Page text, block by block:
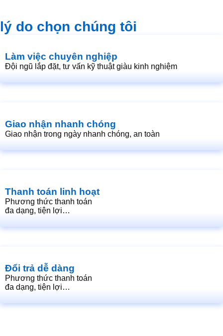
lý do chọn chúng tôi
Làm việc chuyên nghiệp
Đội ngũ lắp đặt, tư vấn kỹ thuật giàu kinh nghiệm
Giao nhận nhanh chóng
Giao nhận trong ngày nhanh chóng, an toàn
Thanh toán linh hoạt
Phương thức thanh toán
đa dạng, tiện lợi…
Đổi trả dễ dàng
Phương thức thanh toán
đa dạng, tiện lợi…